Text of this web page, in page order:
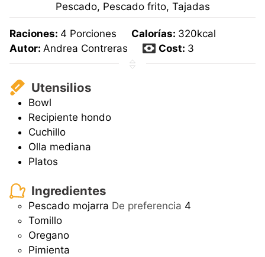
Pescado, Pescado frito, Tajadas
Raciones: 4 Porciones Calorías: 320kcal
Autor: Andrea Contreras Cost: 3
Utensilios
Bowl
Recipiente hondo
Cuchillo
Olla mediana
Platos
Ingredientes
Pescado mojarra De preferencia 4
Tomillo
Oregano
Pimienta